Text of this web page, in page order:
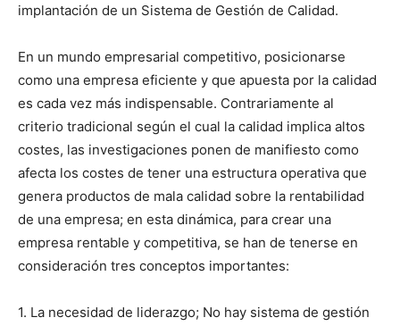
implantación de un Sistema de Gestión de Calidad.
En un mundo empresarial competitivo, posicionarse
como una empresa eficiente y que apuesta por la calidad
es cada vez más indispensable. Contrariamente al
criterio tradicional según el cual la calidad implica altos
costes, las investigaciones ponen de manifiesto como
afecta los costes de tener una estructura operativa que
genera productos de mala calidad sobre la rentabilidad
de una empresa; en esta dinámica, para crear una
empresa rentable y competitiva, se han de tenerse en
consideración tres conceptos importantes:
1. La necesidad de liderazgo; No hay sistema de gestión